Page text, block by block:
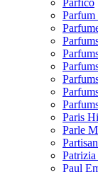
Parfico
Parfum
Paris
Parle
Patrizia
Paul